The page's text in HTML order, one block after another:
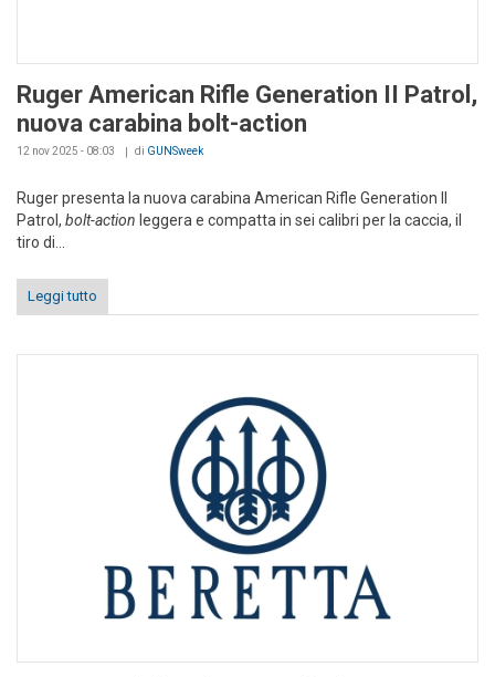
Ruger American Rifle Generation II Patrol,
nuova carabina bolt-action
12 nov 2025 - 08:03 di GUNSweek
Ruger presenta la nuova carabina American Rifle Generation II
Patrol, bolt-action leggera e compatta in sei calibri per la caccia, il
tiro di...
Leggi tutto